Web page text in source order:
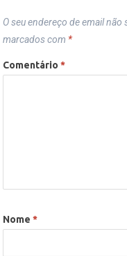
O seu endereço de email não
marcados com *
Comentário*
Nome*